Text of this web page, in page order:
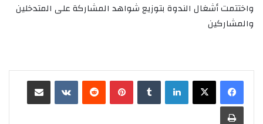
واختتمت أشغال الندوة بتوزيع شواهد المشاركة على المتدخلين
والمشاركين
لينكدإن بينتيريست
طباعة